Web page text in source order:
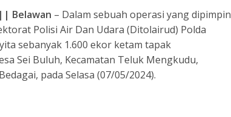
a
d
s
gr
a
m
e
|| Belawan – Dalam sebuah operasi yang dipimpin
Polisi Air Dan Udara (Ditolairud) Polda
sebanyak 1.600 ekor ketam tapak
Sei Buluh, Kecamatan Teluk Mengkudu,
pada Selasa (07/05/2024).